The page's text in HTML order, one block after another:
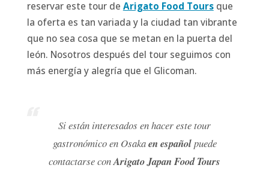
reservar este tour de Arigato Food Toursque
la oferta es tan variada y la ciudad tan vibrante
que no sea cosa que se metan en la puerta del
león. Nosotros después del tour seguimos con
más energía y alegría que el Glicoman.
Si están interesados en hacer este tour
gastronómico en Osakaen españolpuede
contactarse conArigato Japan Food Tours